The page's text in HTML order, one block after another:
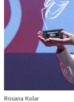
Rosana Kolar